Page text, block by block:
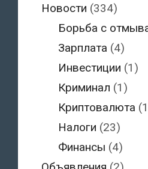
Новости (334)
Борьба с
Зарплата (4)
Инвестиции (1)
Криминал (1)
Криптовалюта
Налоги (23)
Финансы (4)